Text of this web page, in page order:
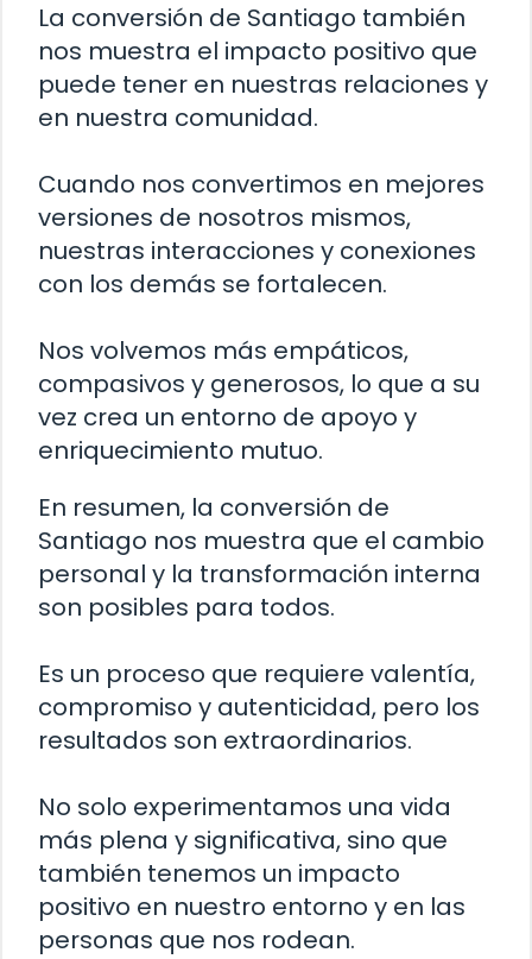
La conversión de Santiago también
nos muestra el impacto positivo que
puede tener en nuestras relaciones y
en nuestra comunidad.
Cuando nos convertimos en mejores
versiones de nosotros mismos,
nuestras interacciones y conexiones
con los demás se fortalecen.
Nos volvemos más empáticos,
compasivos y generosos, lo que a su
vez crea un entorno de apoyo y
enriquecimiento mutuo.
En resumen, la conversión de
Santiago nos muestra que el cambio
personal y la transformación interna
son posibles para todos.
Es un proceso que requiere valentía,
compromiso y autenticidad, pero los
resultados son extraordinarios.
No solo experimentamos una vida
más plena y significativa, sino que
también tenemos un impacto
positivo en nuestro entorno y en las
personas que nos rodean.